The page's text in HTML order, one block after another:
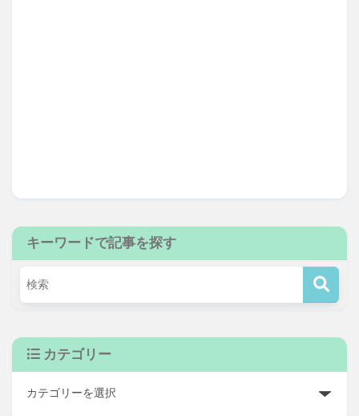
キーワードで記事を探す
カテゴリー